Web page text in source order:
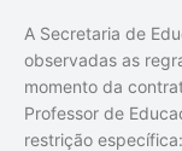
A Secretaria de
observadas as
momento da
Professor de
restrição